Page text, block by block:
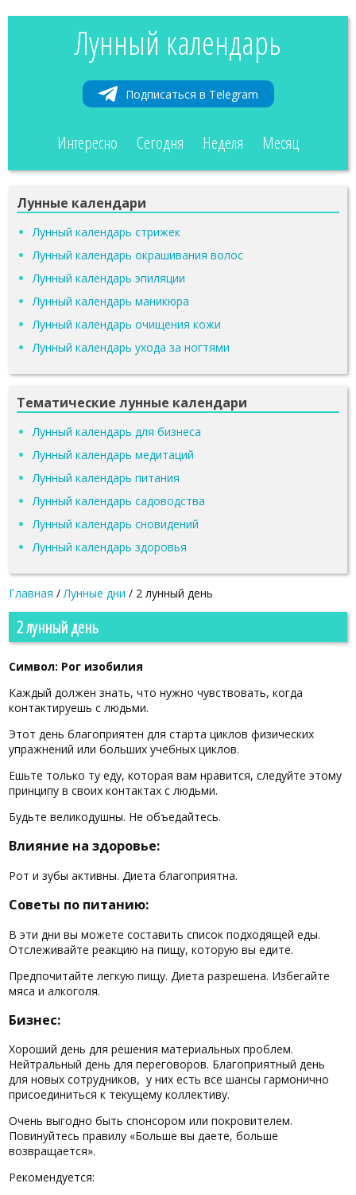
Лунный календарь
Подписаться в Telegram
Интересно Сегодня Неделя Месяц
Лунные календари
Лунный календарь стрижек
Лунный календарь окрашивания волос
Лунный календарь эпиляции
Лунный календарь маникюра
Лунный календарь очищения кожи
Лунный календарь ухода за ногтями
Тематические лунные календари
Лунный календарь для бизнеса
Лунный календарь медитаций
Лунный календарь питания
Лунный календарь садоводства
Лунный календарь сновидений
Лунный календарь здоровья
Главная /Лунные дни / 2 лунный день
2 лунный день
Символ: Рог изобилия
Каждый должен знать, что нужно чувствовать, когда
контактируешь с людьми.
Этот день благоприятен для старта циклов физических
упражнений или больших учебных циклов.
Ешьте только ту еду, которая вам нравится, следуйте этому
принципу в своих контактах с людьми.
Будьте великодушны. Не объедайтесь.
Влияние на здоровье:
Рот и зубы активны. Диета благоприятна.
Советы по питанию:
В эти дни вы можете составить список подходящей еды.
Отслеживайте реакцию на пищу, которую вы едите.
Предпочитайте легкую пищу. Диета разрешена. Избегайте
мяса и алкоголя.
Бизнес:
Хороший день для решения материальных проблем.
Нейтральный день для переговоров. Благоприятный день
для новых сотрудников, у них есть все шансы гармонично
присоединиться к текущему коллективу.
Очень выгодно быть спонсором или покровителем.
Повинуйтесь правилу «Больше вы даете, больше
возвращается».
Рекомендуется: